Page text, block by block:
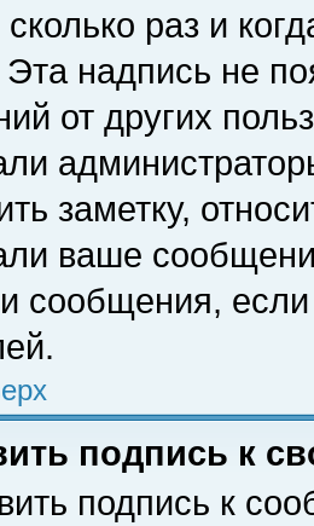
сколько раз и
надпись не
от других
заметку,
ваше
сообщения,
подпись к
подпись к